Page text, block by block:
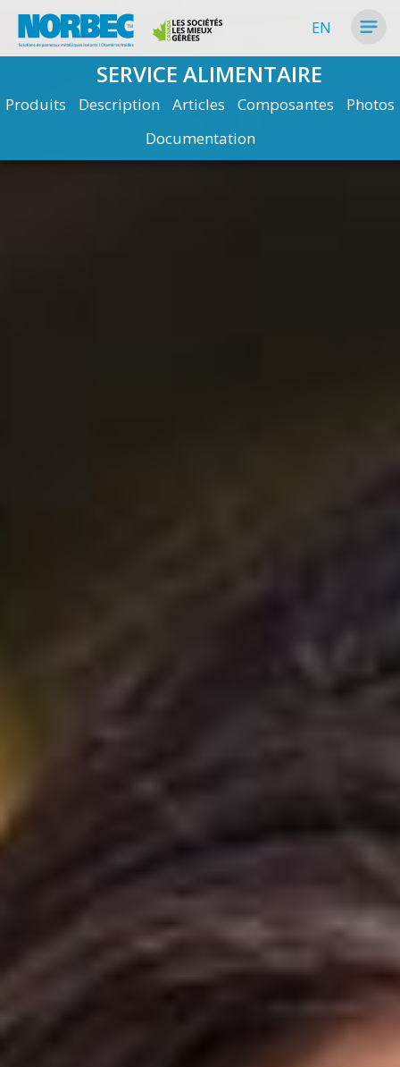
EN
SERVICE ALIMENTAIRE
Produits Description Articles Composantes
Photos
Documentation